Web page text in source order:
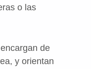
o las
de
y orientan